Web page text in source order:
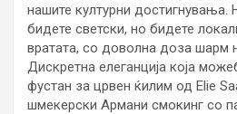
нашите културни достигнувања.
бидете светски, но бидете
вратата, со доволна доза шарм
Дискретна елеганција која
фустан за црвен ќилим од Elie
шмекерски Армани смокинг со